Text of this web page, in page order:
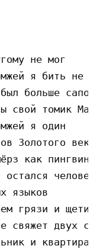
не мог
я бить не
больше сапог
свой томик
я один
Золотого века
как пингвин
языков
грязи и
свяжет двух
и квартира